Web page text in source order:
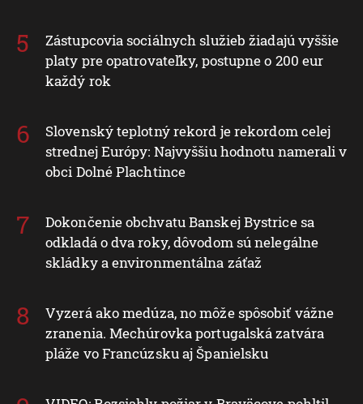
Zástupcovia sociálnych služieb žiadajú vyššie
platy pre opatrovateľky, postupne o 200 eur
každý rok
Slovenský teplotný rekord je rekordom celej
strednej Európy: Najvyššiu hodnotu namerali v
obci Dolné Plachtince
Dokončenie obchvatu Banskej Bystrice sa
odkladá o dva roky, dôvodom sú nelegálne
skládky a environmentálna záťaž
Vyzerá ako medúza, no môže spôsobiť vážne
zranenia. Mechúrovka portugalská zatvára
pláže vo Francúzsku aj Španielsku